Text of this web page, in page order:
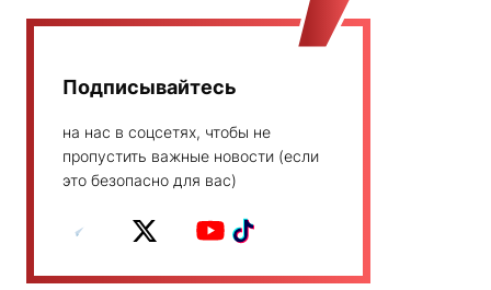
Подписывайтесь
на нас в соцсетях, чтобы не
пропустить важные новости (если
это безопасно для вас)